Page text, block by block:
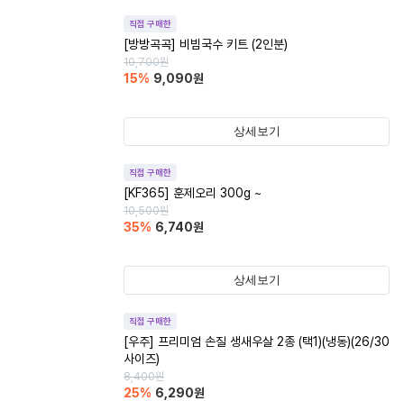
직접 구매한
[방방곡곡] 비빔국수 키트 (2인분)
10,700원
15% 9,090원
상세보기
직접 구매한
[KF365] 훈제오리 300g ~
10,500원
35% 6,740원
상세보기
직접 구매한
[우주] 프리미엄 손질 생새우살 2종 (택1)(냉동)(26/30
사이즈)
8,400원
25% 6,290원